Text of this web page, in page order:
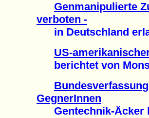
Genmanipulierte
verboten -
in Deutschland
US-
berichtet von
GegnerInnen
Gentechnik-Äcker